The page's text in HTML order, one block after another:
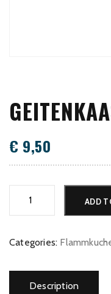
€ 9,50
ADD
Categories:
Description